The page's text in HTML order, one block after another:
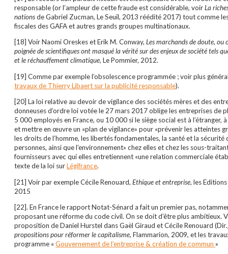
responsable (or l’ampleur de cette fraude est considérable, voirLa
nationsde Gabriel Zucman, Le Seuil, 2013 réédité 2017) tout comme
fiscales des GAFA et autres grands groupes multinationaux.
[18] Voir Naomi Oreskes et Erik M. Conway, Les marchands de doute, ou
poignée de scientifiques ont masqué la vérité sur des enjeux de société tels
et le réchauffement climatique, Le Pommier, 2012.
[19] Comme par exemple l’obsolescence programmée ; voir plus
travaux de Thierry Libaert sur la publicité responsable).
[20] La loi relative au devoir de vigilance des sociétés mères et des
donneuses d’ordre loi votée le 27 mars 2017 oblige les entreprises de
5 000 employés en France, ou 10 000 si le siège social est à l’étranger,
et mettre en œuvre un «plan de vigilance» pour «prévenir les atteintes
les droits de l’homme, les libertés fondamentales, la santé et la sécurité
personnes, ainsi que l’environnement» chez elles et chez les sous-
fournisseurs avec qui elles entretiennent «une relation commerciale
texte de la loi surLégifrance.
[21] Voir par exemple Cécile Renouard, Ethique et entreprise, les
2015
[22]. En France le rapport Notat-Sénard a fait un premier pas,
proposant une réforme du code civil. On se doit d’être plus ambitieux.
proposition de Daniel Hurstel dans Gaël Giraud et Cécile Renouard (Dir
propositions pour réformer le capitalisme, Flammarion, 2009, et les
programme «Gouvernement de l’entreprise & création de commun »